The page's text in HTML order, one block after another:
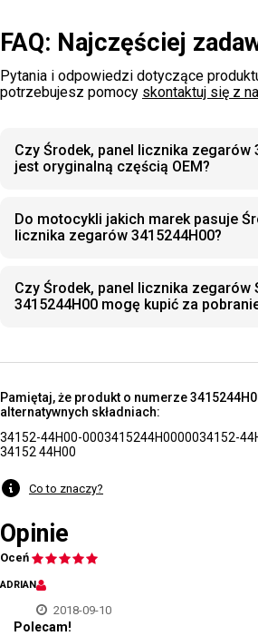
FAQ: Najczęściej
Pytania i odpowiedzi dotyczące
potrzebujesz pomocy skontaktuj się z
Czy Środek, panel licznika zegarów
jest oryginalną częścią OEM?
Do motocykli jakich marek pasuje
licznika zegarów 3415244H00?
Czy Środek, panel licznika zegarów
3415244H00 mogę kupić za
Pamiętaj, że produkt o numerze
alternatywnych składniach:
34152-44H00-0003415244H0000034152-
34152 44H00
Co to znaczy?
Opinie
Oceń
ADRIAN
2018-09-10
Polecam!